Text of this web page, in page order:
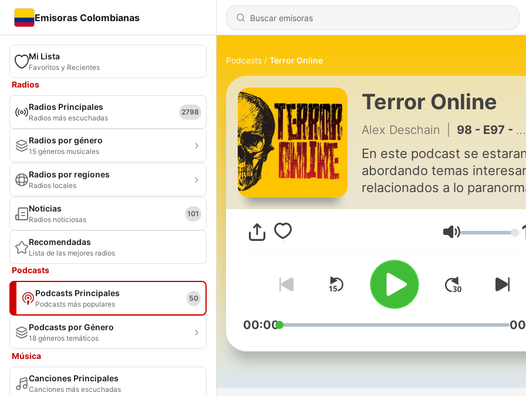
Emisoras Colombianas
Mi Lista
Favoritos y Recientes
Radios
Radios Principales
Radios más escuchadas
2798
Radios por género
15 géneros musicales
Radios por regiones
Radios locales
Noticias
Radios noticiosas
101
Recomendadas
Lista de las mejores radios
Podcasts
Podcasts Principales
Podcasts más populares
50
Podcasts por Género
18 géneros temáticos
Música
Canciones Principales
Canciones más escuchadas
Podcasts Terror Online
Terror Online
Alex Deschain 98 - E97 - Bundy
En este podcast se
abordando temas
relacionados a lo
por las noches no nos deja
Volumen
00:00